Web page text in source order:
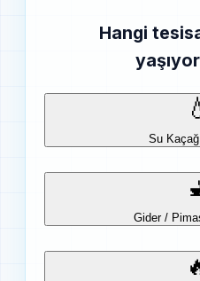
Hangi
Su
Gider /